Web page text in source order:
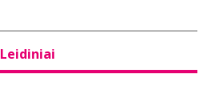
Leidiniai